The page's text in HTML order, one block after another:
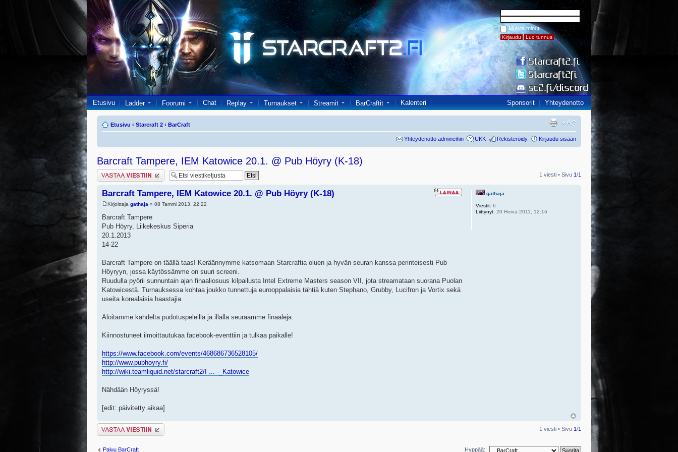
Muista minut
Etusivu Ladder Foorumi Chat Replay Turnaukset Streamit BarCraftit Kalenteri Sponsorit Yhteydenotto
Etusivu ‹ Starcraft 2 ‹ BarCraft
Yhteydenotto admineihin UKK Rekisteröidy Kirjaudu sisään
Barcraft Tampere, IEM Katowice 20.1. @ Pub Höyry (K-18)
Lähetä vastaus 1 viesti • Sivu 1/1
Barcraft Tampere, IEM Katowice 20.1. @ Pub Höyry (K-18)
Kirjoittaja gathaja » 08 Tammi 2013, 22:22
Barcraft Tampere
Pub Höyry, Liikekeskus Siperia
20.1.2013
14-22
Barcraft Tampere on täällä taas! Keräännymme katsomaan Starcraftia oluen ja hyvän seuran kanssa perinteisesti Pub
Höyryyn, jossa käytössämme on suuri screeni.
Ruudulla pyörii sunnuntain ajan finaaliosuus kilpailusta Intel Extreme Masters season VII, jota streamataan suorana Puolan
Katowicestä. Turnauksessa kohtaa joukko tunnettuja eurooppalaisia tähtiä kuten Stephano, Grubby, Lucifron ja Vortix sekä
useita korealaisia haastajia.
Aloitamme kahdelta pudotuspeleillä ja illalla seuraamme finaaleja.
Kiinnostuneet ilmoittautukaa facebook-eventtiin ja tulkaa paikalle!
https://www.facebook.com/events/468686736528105/
http://www.pubhoyry.fi/
http://wiki.teamliquid.net/starcraft2/I ... -_Katowice
Nähdään Höyryssä!
[edit: päivitetty aikaa]
gathaja
Viestit: 6
Liittynyt: 20 Heinä 2011, 12:16
Lähetä vastaus 1 viesti • Sivu 1/1
Paluu BarCraft Hyppää: